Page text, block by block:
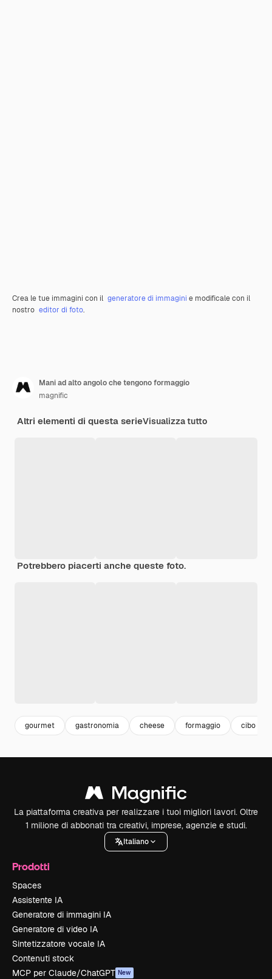
Crea le tue immagini con il generatore di immagini e modificale con il
nostro editor di foto.
Mani ad alto angolo che tengono formaggio
magnific
Altri elementi di questa serieVisualizza tutto
Potrebbero piacerti anche queste foto.
gourmet gastronomia cheese formaggio cibo
La piattaforma creativa per realizzare i tuoi migliori lavori. Oltre
1 milione di abbonati tra creativi, imprese, agenzie e studi.
Italiano
Prodotti
Spaces
Assistente IA
Generatore di immagini IA
Generatore di video IA
Sintetizzatore vocale IA
Contenuti stock
MCP per Claude/ChatGPT New